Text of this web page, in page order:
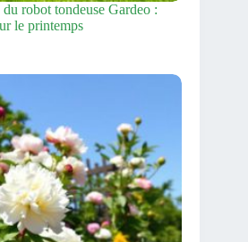
robot tondeuse Gardeo :
le printemps